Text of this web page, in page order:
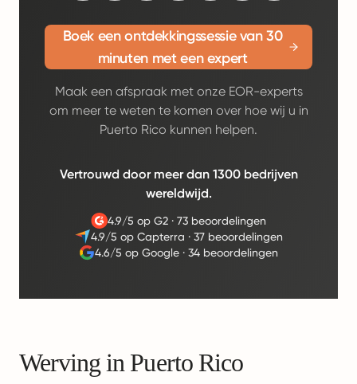
Boek een ontdekkingssessie van 30
minuten met een expert
Maak een afspraak met onze EOR-experts
om meer te weten te komen over hoe wij u in
Puerto Rico kunnen helpen.
Vertrouwd door meer dan 1300 bedrijven
wereldwijd.
4.9/5 op G2· 73 beoordelingen
4.9/5 op Capterra · 37 beoordelingen
4.6/5 op Google ·34 beoordelingen
Werving in Puerto Rico